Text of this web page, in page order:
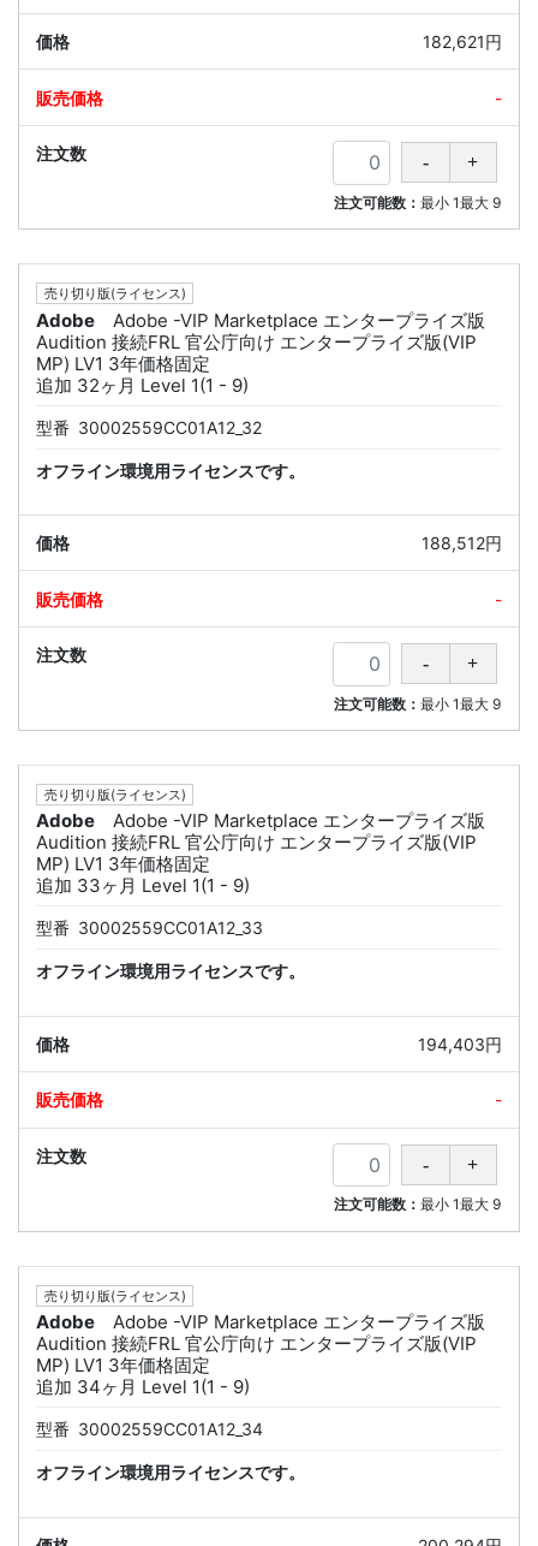
182,621円
-
注文可能数：最小 1最大 9
売り切り版(ライセンス)
Adobe
Adobe -VIP Marketplace エンタープライズ版
Audition 接続FRL 官公庁向け エンタープライズ版(VIP
MP) LV1 3年価格固定
追加 32ヶ月 Level 1(1 - 9)
型番 30002559CC01A12_32
オフライン環境用ライセンスです。
188,512円
-
注文可能数：最小 1最大 9
売り切り版(ライセンス)
Adobe
Adobe -VIP Marketplace エンタープライズ版
Audition 接続FRL 官公庁向け エンタープライズ版(VIP
MP) LV1 3年価格固定
追加 33ヶ月 Level 1(1 - 9)
型番 30002559CC01A12_33
オフライン環境用ライセンスです。
194,403円
-
注文可能数：最小 1最大 9
売り切り版(ライセンス)
Adobe
Adobe -VIP Marketplace エンタープライズ版
Audition 接続FRL 官公庁向け エンタープライズ版(VIP
MP) LV1 3年価格固定
追加 34ヶ月 Level 1(1 - 9)
型番 30002559CC01A12_34
オフライン環境用ライセンスです。